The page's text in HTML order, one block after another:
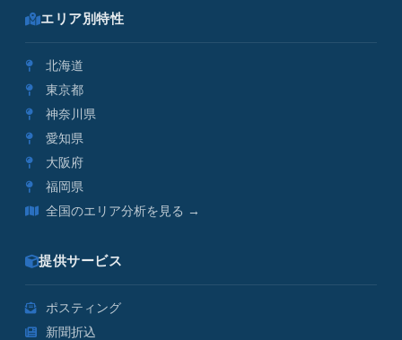
エリア別特性
北海道
東京都
神奈川県
愛知県
大阪府
福岡県
全国のエリア分析を見る →
提供サービス
ポスティング
新聞折込